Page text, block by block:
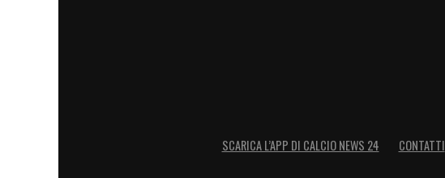
SCARICA L’APP DI CALCIO NEWS 24 CONTATTI